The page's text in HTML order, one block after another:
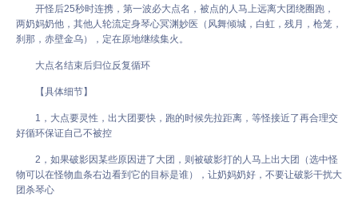
开怪后25秒时连携，第一波必大点名，被点的人马上远离大团绕圈跑，
两奶妈奶他，其他人轮流定身琴心冥渊妙医（风舞倾城，白虹，残月，枪笼，
刹那，赤壁金乌），定在原地继续集火。
大点名结束后归位反复循环
【具体细节】
1，大点要灵性，出大团要快，跑的时候先拉距离，等怪接近了再合理交
好循环保证自己不被控
2，如果破影因某些原因进了大团，则被破影打的人马上出大团（选中怪
物可以在怪物血条右边看到它的目标是谁），让奶妈奶好，不要让破影干扰大
团杀琴心